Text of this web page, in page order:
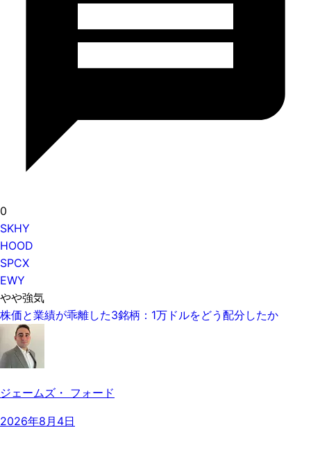
0
SKHY
HOOD
SPCX
EWY
やや強気
株価と業績が乖離した3銘柄：1万ドルをどう配分したか
ジェームズ・ フォード
2026年8月4日